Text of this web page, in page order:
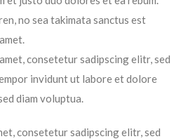
no sea takimata sanctus est
consetetur sadipscing elitr, sed
invidunt ut labore et dolore
diam voluptua.
consetetur sadipscing elitr, sed